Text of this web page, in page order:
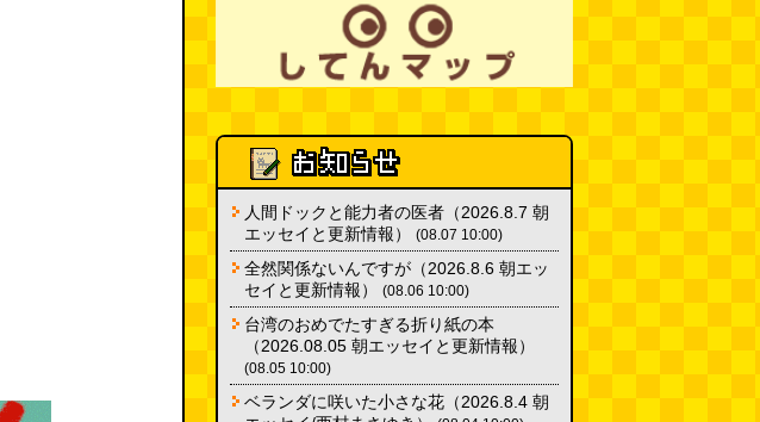
「入力中…」の動きを対面の会話
で表現したい(んちゅたぐい)
(08.03 11:00)
ミンティアで汗がおさえられるの
は本当か(べつやく れい)
11:00)
eco小（2026.8.3 朝エッセイと更
新情報）(ほり) (08.03 10:00)
人間ドックと能力者の医者（2026.8.7 朝
エッセイと更新情報）
(08.07 10:00)
全然関係ないんですが（2026.8.6 朝エッ
セイと更新情報）
(08.06 10:00)
台湾のおめでたすぎる折り紙の本
（2026.08.05 朝エッセイと更新情報）
(08.05 10:00)
ベランダに咲いた小さな花（2026.8.4 朝